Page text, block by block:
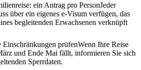
ein Antrag pro PersonJeder
über ein eigenes e-Visum verfügen, das
begleitenden Erwachsenen verknüpft
prüfenWenn Ihre Reise
und Ende Mai fällt, informieren Sie sich
Sperrdaten.